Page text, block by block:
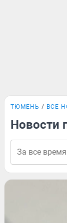
ТЮМЕНЬ ВСЕ
Новости